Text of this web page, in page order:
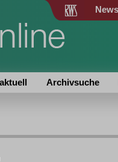
News
Archivsuche